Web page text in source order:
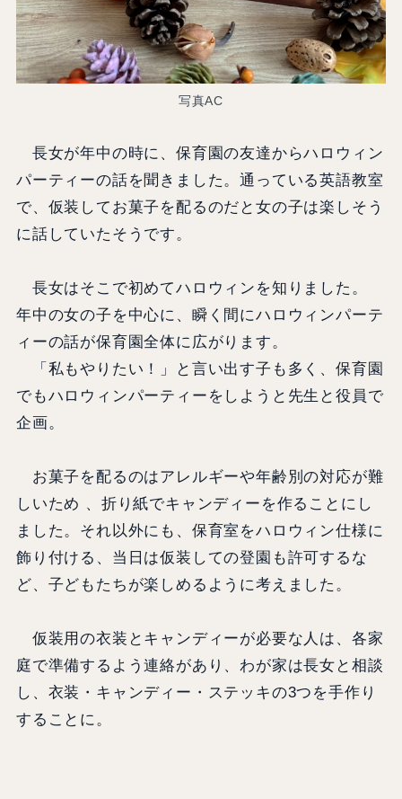
写真AC
長女が年中の時に、保育園の友達からハロウィン
パーティーの話を聞きました。通っている英語教室
で、仮装してお菓子を配るのだと女の子は楽しそう
に話していたそうです。
長女はそこで初めてハロウィンを知りました。
年中の女の子を中心に、瞬く間にハロウィンパーテ
ィーの話が保育園全体に広がります。
「私もやりたい！」と言い出す子も多く、保育園
でもハロウィンパーティーをしようと先生と役員で
企画。
お菓子を配るのはアレルギーや年齢別の対応が難
しいため 、折り紙でキャンディーを作ることにし
ました。それ以外にも、保育室をハロウィン仕様に
飾り付ける、当日は仮装しての登園も許可するな
ど、子どもたちが楽しめるように考えました。
仮装用の衣装とキャンディーが必要な人は、各家
庭で準備するよう連絡があり、わが家は長女と相談
し、衣装・キャンディー・ステッキの3つを手作り
することに。